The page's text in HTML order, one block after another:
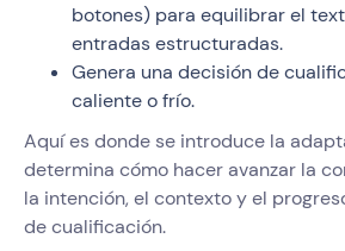
botones) para equilibrar el
entradas estructuradas.
Genera una decisión de
caliente o frío.
Aquí es donde se introduce la
determina cómo hacer avanzar la
la intención, el contexto y el
de cualificación.